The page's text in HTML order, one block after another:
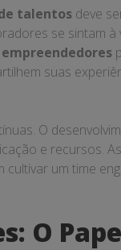
talentos deve
se sintam
suas
O
e recursos.
um time
O